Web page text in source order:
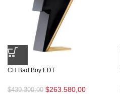
CH Bad Boy EDT
$439.300,00 $263.580,00